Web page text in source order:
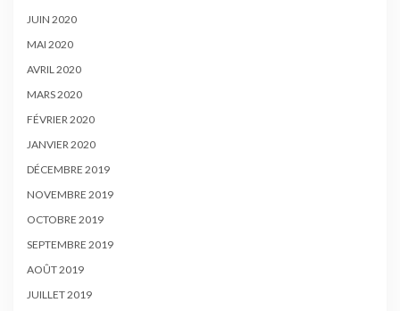
JUIN 2020
MAI 2020
AVRIL 2020
MARS 2020
FÉVRIER 2020
JANVIER 2020
DÉCEMBRE 2019
NOVEMBRE 2019
OCTOBRE 2019
SEPTEMBRE 2019
AOÛT 2019
JUILLET 2019